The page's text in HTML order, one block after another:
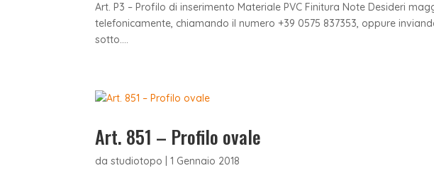
Art. P3 – Profilo di inserimento Materiale PVC Finitura Note Desideri
telefonicamente, chiamando il numero +39 0575 837353, oppure
sotto....
Art. 851 – Profilo ovale
dastudiotopo |1 Gennaio 2018